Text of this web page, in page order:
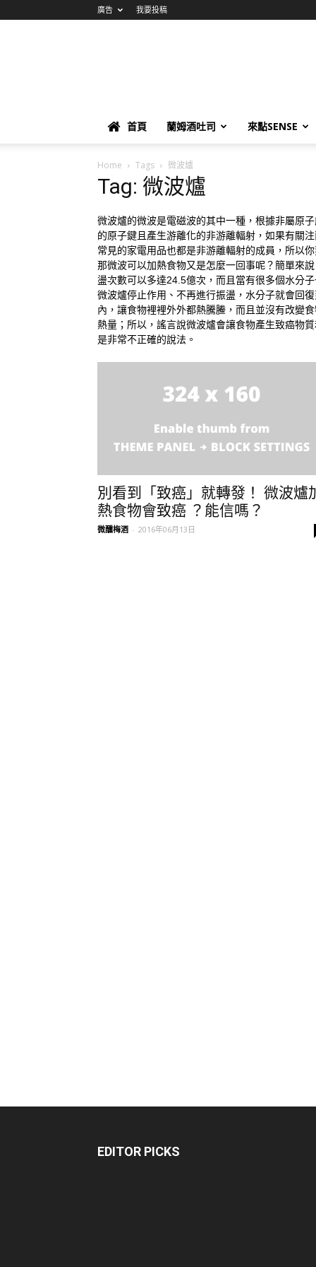
廣告 我要投稿
首頁 蘭姆酒吐司 來點SENSE
Home Tags 微波爐
Tag: 微波爐
微波爐的微波是電磁波的其中一種，根據非屬原
的原子鍵且產生游離化的非游離輻射，如果有關
常見的家電用品也都是非游離輻射的成員，所以
那微波可以加熱食物又是怎麼一回事呢？簡單來
盪次數可以多達24.5億次，而且當有很多個水分
微波爐停止作用、不再進行振盪，水分子就會回
內，讓食物裡裡外外都熱騰䲢，而且並沒有改變
熱量；所以，謠言說微波爐會讓食物產生致癌物
是非常不正確的說法。
別看到「致癌」就轉發！ 微波爐
熱食物會致癌 ？能信嗎？
微醺梅酒 - 2016年06月13日
EDITOR PICKS